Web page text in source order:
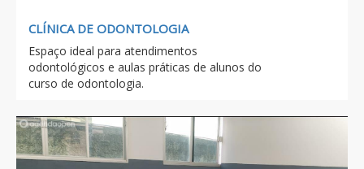
CLÍNICA DE ODONTOLOGIA
Espaço ideal para atendimentos
odontológicos e aulas práticas de alunos do
curso de odontologia.
Previous